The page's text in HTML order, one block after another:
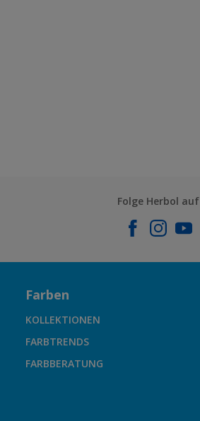
Folge Herbol auf
Farben
KOLLEKTIONEN
FARBTRENDS
FARBBERATUNG